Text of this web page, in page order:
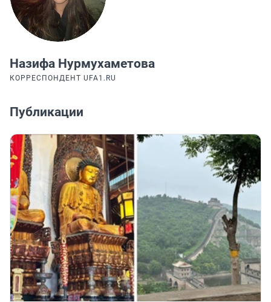
Назифа Нурмухаметова
КОРРЕСПОНДЕНТ UFA1.RU
Публикации